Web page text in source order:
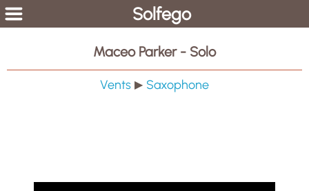
Solfego
Maceo Parker - Solo
Vents ▶ Saxophone